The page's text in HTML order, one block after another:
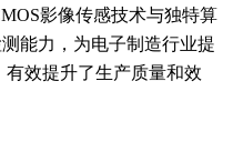
影像传感技术与独特算
能力，为电子制造行业提
效提升了生产质量和效